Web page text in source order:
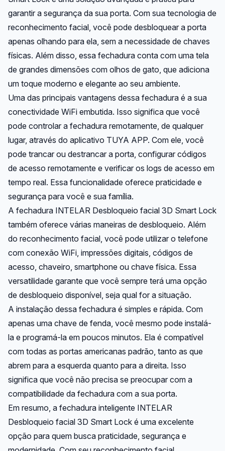
garantir a segurança da sua porta. Com sua tecnologia de
reconhecimento facial, você pode desbloquear a porta
apenas olhando para ela, sem a necessidade de chaves
físicas. Além disso, essa fechadura conta com uma tela
de grandes dimensões com olhos de gato, que adiciona
um toque moderno e elegante ao seu ambiente.
Uma das principais vantagens dessa fechadura é a sua
conectividade WiFi embutida. Isso significa que você
pode controlar a fechadura remotamente, de qualquer
lugar, através do aplicativo TUYA APP. Com ele, você
pode trancar ou destrancar a porta, configurar códigos
de acesso remotamente e verificar os logs de acesso em
tempo real. Essa funcionalidade oferece praticidade e
segurança para você e sua família.
A fechadura INTELAR Desbloqueio facial 3D Smart Lock
também oferece várias maneiras de desbloqueio. Além
do reconhecimento facial, você pode utilizar o telefone
com conexão WiFi, impressões digitais, códigos de
acesso, chaveiro, smartphone ou chave física. Essa
versatilidade garante que você sempre terá uma opção
de desbloqueio disponível, seja qual for a situação.
A instalação dessa fechadura é simples e rápida. Com
apenas uma chave de fenda, você mesmo pode instalá-
la e programá-la em poucos minutos. Ela é compatível
com todas as portas americanas padrão, tanto as que
abrem para a esquerda quanto para a direita. Isso
significa que você não precisa se preocupar com a
compatibilidade da fechadura com a sua porta.
Em resumo, a fechadura inteligente INTELAR
Desbloqueio facial 3D Smart Lock é uma excelente
opção para quem busca praticidade, segurança e